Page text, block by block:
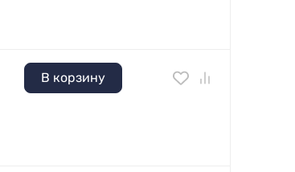
В корзину